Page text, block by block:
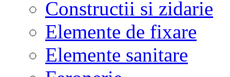
Constructii si zidarie
Elemente de fixare
Elemente sanitare